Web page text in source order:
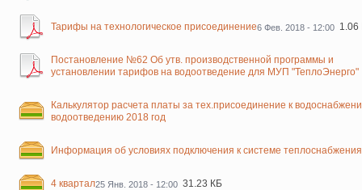
Тарифы на технологическое присоединение6 Фев. 2018 - 12:00
Постановление №62 Об утв. производственной программы и
установлении тарифов на водоотведение для МУП "ТеплоЭнерго"
Калькулятор расчета платы за тех.присоединение к
водоотведению 2018 год
Информация об условиях подключения к системе теплоснабжения
4 квартал25 Янв. 2018 - 12:00 31.23 КБ